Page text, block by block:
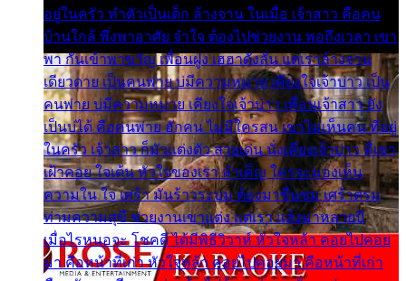
อยู่ในครัว ทำตัวเป็นเด็ก ล้างจาน ในเมื่อ เจ้าสาว คือคน
บ้านใกล้ พึ่งพาอาศัย จำใจ ต้องไปช่วยงาน พอถึงเวลา เขา
พา กันเข้าพาขวัญ เพื่อนฝูง เฮฮาดังลั่น แต่เราล้างจาน
เดียวดาย เป็นคนพ่าย บ่มีความหมาย เคียงใจเจ้าบ่าว เป็น
คนพ่าย บ่มีความหมาย เคียงใจเจ้าบ่าว เพื่อนเจ้าสาว ยัง
เป็นบ่ได้ คือคนพ่าย ฮักคน ไม่มีใครสน เขาไม่เห็นคน ที่อยู่
ในครัว เจ้าสาว ก็มัวแต่งตัว สวยเด่น นั่งเคียงเจ้าบ่าว ที่เขา
เฝ้าคอย ใจเต้น หัวใจของเรา ลำเค็ญ ใครจะมองเห็น
ความใน ใจ เศร้า มันร้าวระบม ต้องมาขื่นขม เศร้าตรม
ท่ามความสุขี ช่วยงานเขาแต่ง แต่เรา แล้งมาหลายปี
เมื่อไรหนอจะ โชคดี ได้มีพิธีวิวาห์ หัวใจหล้า คอยไปคอย
มา คือหน้าที่เก่า หัวใจหล้า คอยไปคอยมา คือหน้าที่เก่า